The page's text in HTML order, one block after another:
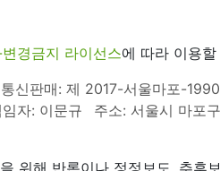
경금지 라이선스에 따라 이용
통신판매: 제 2017-서울마포-
자: 이문규
주소: 서울시 마포
위해 반론이나 정정보도, 추